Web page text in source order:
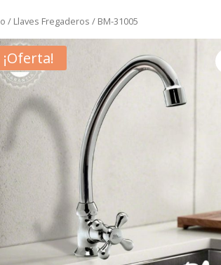
/ Llaves Fregaderos / BM-31005
¡Oferta!